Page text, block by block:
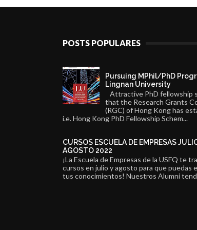
POSTS POPULARES
Pursuing MPhil/PhD
Lingnan University
Attractive PhD fellowship
that the Research Grants
(RGC) of Hong Kong has
i.e. Hong Kong PhD Fellowship Schem...
CURSOS ESCUELA DE EMPRESAS
AGOSTO 2022
¡La Escuela de Empresas de la USFQ te
cursos en julio y agosto para que puedas
tus conocimientos! Nuestros Alumni